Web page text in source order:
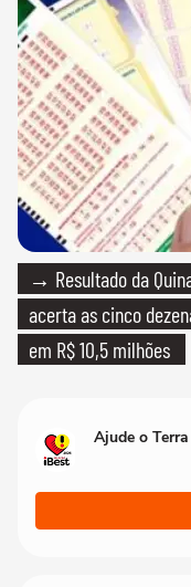
→ Resultado da
acerta as cinco
em R$ 10,5 milhões
Ajude o